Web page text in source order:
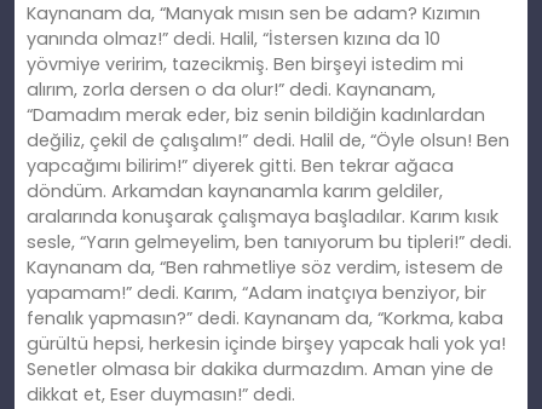
Kaynanam da, “Manyak mısın sen be adam? Kızımın
yanında olmaz!” dedi. Halil, “İstersen kızına da 10
yövmiye veririm, tazecikmiş. Ben birşeyi istedim mi
alırım, zorla dersen o da olur!” dedi. Kaynanam,
“Damadım merak eder, biz senin bildiğin kadınlardan
değiliz, çekil de çalışalım!” dedi. Halil de, “Öyle olsun! Ben
yapcağımı bilirim!” diyerek gitti. Ben tekrar ağaca
döndüm. Arkamdan kaynanamla karım geldiler,
aralarında konuşarak çalışmaya başladılar. Karım kısık
sesle, “Yarın gelmeyelim, ben tanıyorum bu tipleri!” dedi.
Kaynanam da, “Ben rahmetliye söz verdim, istesem de
yapamam!” dedi. Karım, “Adam inatçıya benziyor, bir
fenalık yapmasın?” dedi. Kaynanam da, “Korkma, kaba
gürültü hepsi, herkesin içinde birşey yapcak hali yok ya!
Senetler olmasa bir dakika durmazdım. Aman yine de
dikkat et, Eser duymasın!” dedi.